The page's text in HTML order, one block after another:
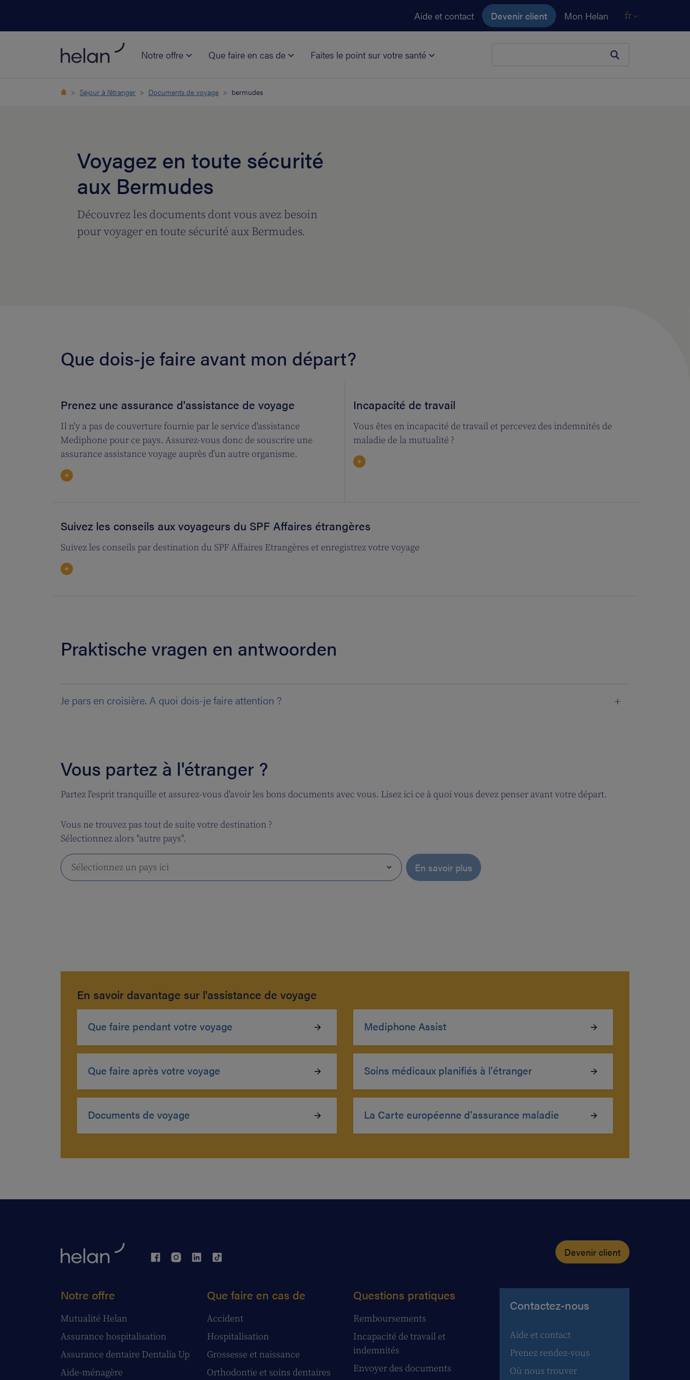
Aide et contact Devenir client Mon Helan fr
Notre offre Que faire en cas de Faites le point sur votre santé
Séjour à l’étranger Documents de voyage bermudes
Voyagez en toute sécurité
aux Bermudes
Découvrez les documents dont vous avez besoin
pour voyager en toute sécurité aux Bermudes.
Que dois-je faire avant mon départ?
Prenez une assurance d'assistance de voyage
Il n'y a pas de couverture fournie par le service d'assistance
Mediphone pour ce pays. Assurez-vous donc de souscrire une
assurance assistance voyage auprès d’un autre organisme.
Incapacité de travail
Vous êtes en incapacité de travail et percevez des indemnités de
maladie de la mutualité ?
Suivez les conseils aux voyageurs du SPF Affaires étrangères
Suivez les conseils par destination du SPF Affaires Etrangères et enregistrez votre voyage
Praktische vragen en antwoorden
Je pars en croisière. A quoi dois-je faire attention ?
Vous partez à l'étranger ?
Partez l'esprit tranquille et assurez-vous d'avoir les bons documents avec vous. Lisez ici ce à quoi vous devez penser avant votre départ.
Vous ne trouvez pas tout de suite votre destination ?
Sélectionnez alors "autre pays".
En savoir plus
En savoir davantage sur l'assistance de voyage
Que faire pendant votre voyage
Que faire après votre voyage
Documents de voyage
Mediphone Assist
Soins médicaux planifiés à l'étranger
La Carte européenne d'assurance maladie
Devenir client
Notre offre
Mutualité Helan
Assurance hospitalisation
Assurance dentaire Dentalia Up
Aide-ménagère
Que faire en cas de
Accident
Hospitalisation
Grossesse et naissance
Orthodontie et soins dentaires
Questions pratiques
Remboursements
Incapacité de travail et
indemnités
Envoyer des documents
Contactez-nous
Aide et contact
Prenez rendez-vous
Où nous trouver